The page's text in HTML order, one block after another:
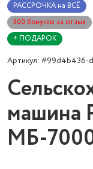
РАССРОЧКА на ВСЁ
300 бонусов за отзыв
+ ПОДАРОК
Артикул: #99d4b436-
машина
МБ-